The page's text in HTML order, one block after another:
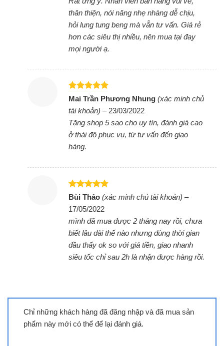
trong cả quá trình nấu. Đây là loại mặt kính đứng
số 1 trong lĩnh vực bếp từ cao cấp hiện nay, mặt
kính có màu đen mài vát sang trọng và tinh tế.
độ ở mức thấp giúp rã đông, ninh hầm…trở
nên dễ dàng
Với chế độ warming, Lorca LCI-899 cho phép tùy
chỉnh nhiệt độ thấp ở mức 65oC, 75
Với khả năng tùy chỉnh nhiệt độ thấp, model Lorca
LCI 899 có thể phục vụ tốt cho việc giã đông, ninh
lượng món ăn ngon mà không lo bị cháy.
Bảng điều khiển Slider touch control dễ sử
Bảng mạch điều khiển EGO Slider đem đến khả
năng thao tác thuận tiện. Đơn giản là bạn chỉ cần
kém slider là có thể sử dụng được bếp. Giảm
thiểu thao tác tăng giảm nhiệt so với mẫu Cata IB
Hẹn giờ an toàn giúp bạn chủ động trong
thời gian nấu nướng mà không nhất thiết
phải đứng cạnh bếp mọi lúc
thân thiện, nói năng nhẹ nhàng dễ chịu,
hỏi lung tung beng mà vẫn tư vấn. Giá rẻ
hơn các siêu thị nhiều, nên mua tại đay
mọi người ạ.
Được xếp
sao
Mai Trần Phương Nhung(xác minh chủ
tài khoản) – 23/03/2022
Tặng shop 5 sao cho uy tín, đánh giá cao
ở thái độ phục vụ, từ tư vấn đến giao
hàng.
Được xếp
sao
Bùi Thảo(xác minh chủ tài khoản) –
17/05/2022
mình đã mua được 2 tháng nay rồi, chưa
biết lâu dài thế nào nhưng dùng thời gian
đầu thấy ok so với giá tiền, giao nhanh
siêu tốc chỉ sau 2h là nhận được hàng rồi.
Chỉ những khách hàng đã đăng nhập và đã mua sản
phẩm này mới có thể để lại đánh giá.